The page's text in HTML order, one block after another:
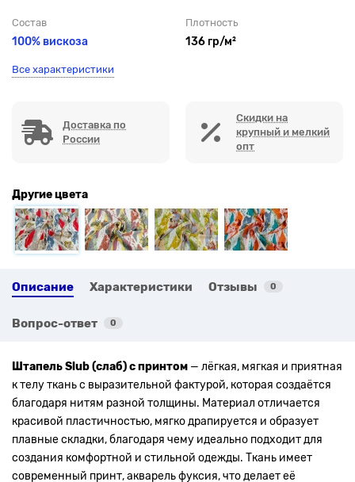
Состав
100% вискоза
Плотность
136 гр/м²
Все характеристики
Доставка по
России
Скидки на
крупный и мелкий
опт
Другие цвета
Описание Характеристики Отзывы 0
Вопрос-ответ 0
Штапель Slub (слаб) с принтом — лёгкая, мягкая и приятная
к телу ткань с выразительной фактурой, которая создаётся
благодаря нитям разной толщины. Материал отличается
красивой пластичностью, мягко драпируется и образует
плавные складки, благодаря чему идеально подходит для
создания комфортной и стильной одежды. Ткань имеет
современный принт, акварель фуксия, что делает её